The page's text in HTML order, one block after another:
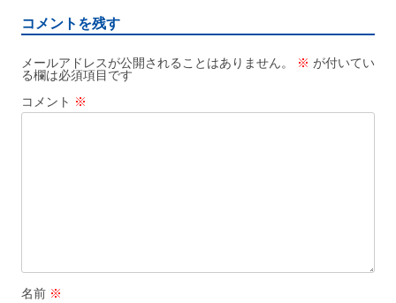
ゲ
ー
シ
ョ
コメントを残す
メールアドレスが公開されることはありません。 ※ が付いてい
る欄は必須項目です
コメント ※
名前 ※